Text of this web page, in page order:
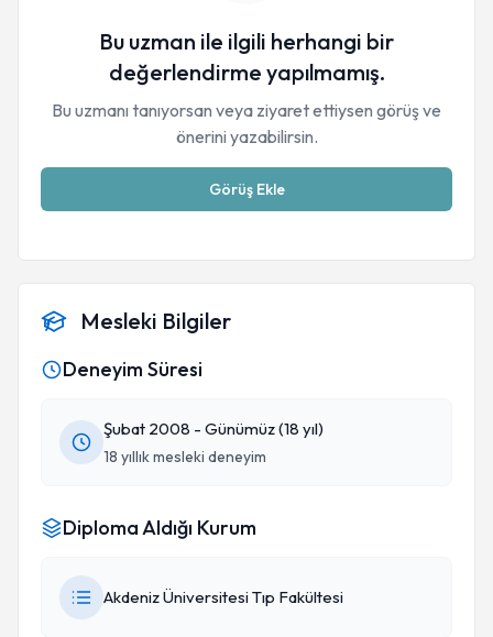
Bu uzman ile ilgili herhangi bir
değerlendirme yapılmamış.
Bu uzmanı tanıyorsan veya ziyaret ettiysen görüş ve
önerini yazabilirsin.
Görüş Ekle
Mesleki Bilgiler
Deneyim Süresi
Şubat 2008 - Günümüz (18 yıl)
18 yıllık mesleki deneyim
Diploma Aldığı Kurum
Akdeniz Üniversitesi Tıp Fakültesi